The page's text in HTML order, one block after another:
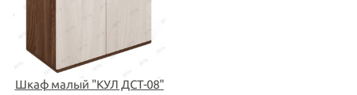
Шкаф малый "КУЛ ДСТ-08"